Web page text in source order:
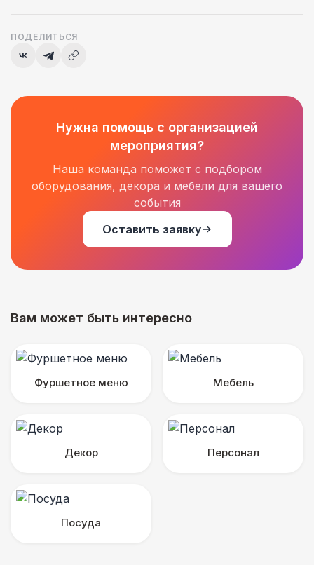
ПОДЕЛИТЬСЯ
Нужна помощь с организацией
мероприятия?
Наша команда поможет с подбором
оборудования, декора и мебели для вашего
события
Оставить заявку
Вам может быть интересно
Фуршетное меню Мебель
Декор Персонал
Посуда